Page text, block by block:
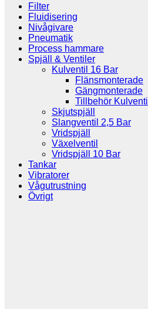
Filter
Fluidisering
Nivågivare
Pneumatik
Process hammare
Spjäll & Ventiler
Kulventil 16 Bar
Flänsmonterade
Gängmonterade
Tillbehör Kulventil
Skjutspjäll
Slangventil 2,5 Bar
Vridspjäll
Växelventil
Vridspjäll 10 Bar
Tankar
Vibratorer
Vågutrustning
Övrigt